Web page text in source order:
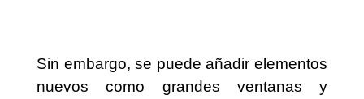
Sin embargo, se puede añadir elementos
nuevos como grandes ventanas y